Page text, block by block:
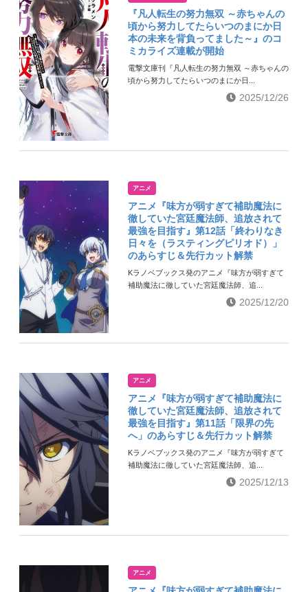
『凡人転生の努力無双 ～赤ちゃんの
頃から努力してたらいつのまにか日
本の未来を背負ってました～』のコ
ミカライズ連載が開始
電撃文庫刊『凡人転生の努力無双 ～赤ちゃんの
頃から努力してたらいつのまにか日...
2025/12/26
アニメ
アニメ『味方が弱すぎて補助魔法に
徹していた宮廷魔法師、追放されて
最強を目指す』第12話「終わりなき
日々を（ラスティングピリオド）」
のあらすじ＆先行カット解禁
Kラノベブックス発のアニメ『味方が弱すぎて
補助魔法に徹していた宮廷魔法師、追...
2025/12/20
アニメ
アニメ『味方が弱すぎて補助魔法に
徹していた宮廷魔法師、追放されて
最強を目指す』第11話「限界の先
へ」のあらすじ＆先行カット解禁
Kラノベブックス発のアニメ『味方が弱すぎて
補助魔法に徹していた宮廷魔法師、追...
2025/12/13
アニメ